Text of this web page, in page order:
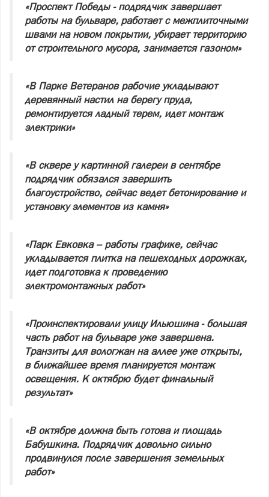
«Проспект Победы - подрядчик завершает
работы на бульваре, работает с межплиточными
швами на новом покрытии, убирает территорию
от строительного мусора, занимается газоном»
«В Парке Ветеранов рабочие укладывают
деревянный настил на берегу пруда,
ремонтируется ладный терем, идет монтаж
электрики»
«В сквере у картинной галереи в сентябре
подрядчик обязался завершить
благоустройство, сейчас ведет бетонирование и
установку элементов из камня»
«Парк Евковка – работы графике, сейчас
укладывается плитка на пешеходных дорожках,
идет подготовка к проведению
электромонтажных работ»
«Проинспектировали улицу Ильюшина - большая
часть работ на бульваре уже завершена.
Транзиты для вологжан на аллее уже открыты,
в ближайшее время планируется монтаж
освещения. К октябрю будет финальный
результат»
«В октябре должна быть готова и площадь
Бабушкина. Подрядчик довольно сильно
продвинулся после завершения земельных
работ»